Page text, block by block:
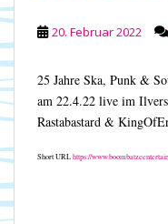
20. Februar 2022
25 Jahre Ska, Punk &
am 22.4.22 live im
Rastabastard &
Short URLhttps://